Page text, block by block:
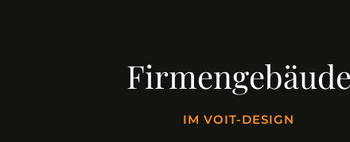
Firmengebäude
IM VOIT-DESIGN